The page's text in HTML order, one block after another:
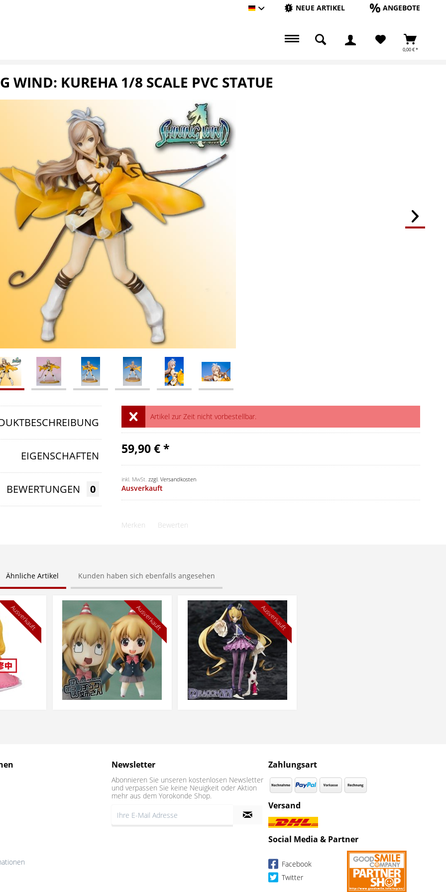
Hauptshop DeutschNEUE ARTIKEL ANGEBOTE
0,00 € *
WIND: KUREHA 1/8 SCALE PVC STATUE
Artikel zur Zeit nicht vorbestellbar.
59,90 € *
inkl. MwSt. zzgl. Versandkosten
Ausverkauft
Merken Bewerten
EIGENSCHAFTEN
BEWERTUNGEN 0
Ähnliche Artikel Kunden haben sich ebenfalls angesehen
Ausverkauft Ausverkauft Ausverkauft
Newsletter
Abonnieren Sie unseren kostenlosen Newsletter
und verpassen Sie keine Neuigkeit oder Aktion
mehr aus dem Yorokonde Shop.
Zahlungsart
Versand
Social Media & Partner
Facebook
Twitter